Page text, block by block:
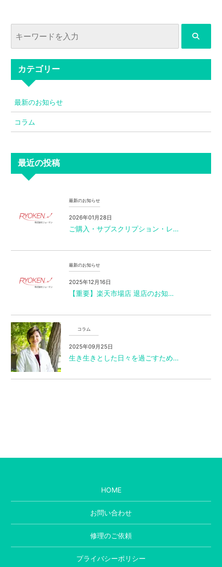
カテゴリー
最新のお知らせ
コラム
最近の投稿
最新のお知らせ
2026年01月28日
ご購入・サブスクリプション・レ…
最新のお知らせ
2025年12月16日
【重要】楽天市場店 退店のお知…
コラム
2025年09月25日
生き生きとした日々を過ごすため…
HOME
お問い合わせ
修理のご依頼
プライバシーポリシー